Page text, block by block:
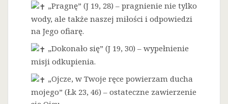
„Pragnę” (J 19, 28) – pragnienie nie tylko
wody, ale także naszej miłości i odpowiedzi
na Jego ofiarę.
„Dokonało się” (J 19, 30) – wypełnienie
misji odkupienia.
„Ojcze, w Twoje ręce powierzam ducha
mojego” (Łk 23, 46) – ostateczne zawierzenie